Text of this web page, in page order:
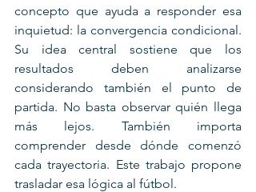
concepto que ayuda a responder esa
inquietud: la convergencia condicional.
Su idea central sostiene que los
resultados deben analizarse
considerando también el punto de
partida. No basta observar quién llega
más lejos. También importa
comprender desde dónde comenzó
cada trayectoria. Este trabajo propone
trasladar esa lógica al fútbol.